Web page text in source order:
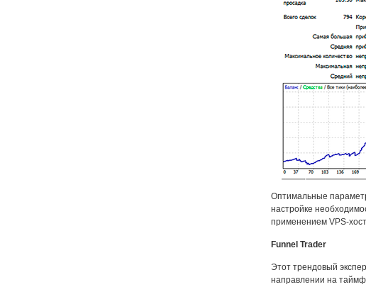
Оптимальные
настройке
применением VPS-
Funnel Trader
Этот трендовый
направлении на